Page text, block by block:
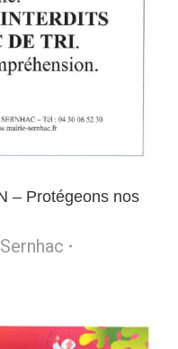
– Protégeons nos